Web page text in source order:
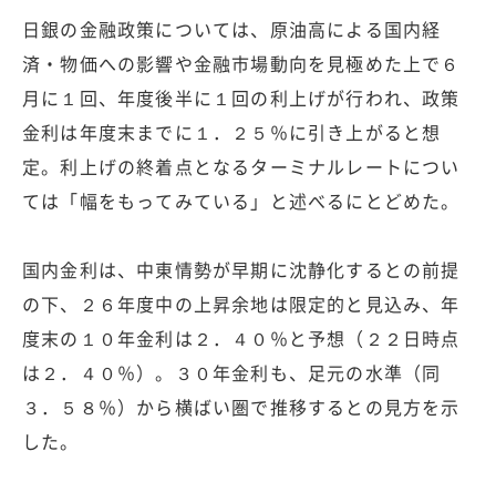
日銀の金融政策については、原油高による国内経
済・物価への影響や金融市場動向を見極めた上で６
月に１回、年度後半に１回の利上げが行われ、政策
金利は年度末までに１．２５％に引き上がると想
定。利上げの終着点となるターミナルレートについ
ては「幅をもってみている」と述べるにとどめた。
国内金利は、中東情勢が早期に沈静化するとの前提
の下、２６年度中の上昇余地は限定的と見込み、年
度末の１０年金利は２．４０％と予想（２２日時点
は２．４０％）。３０年金利も、足元の水準（同
３．５８％）から横ばい圏で推移するとの見方を示
した。